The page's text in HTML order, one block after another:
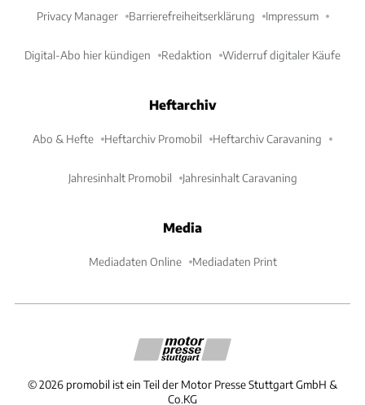
Privacy Manager Barrierefreiheitserklärung Impressum
Digital-Abo hier kündigen Redaktion Widerruf digitaler Käufe
Heftarchiv
Abo & Hefte Heftarchiv Promobil Heftarchiv Caravaning
Jahresinhalt Promobil Jahresinhalt Caravaning
Media
Mediadaten Online Mediadaten Print
©2026 promobil ist ein Teil der Motor Presse Stuttgart GmbH &
Co.KG